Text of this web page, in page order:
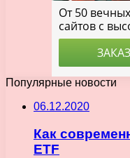
Популярные новости
06.12.2020
Как
ETF